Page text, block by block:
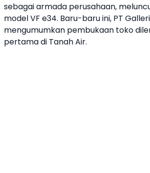
sebagai armada perusahaan,
modelVF e34. Baru-baru ini, PT
mengumumkan pembukaan toko
pertama di Tanah Air.